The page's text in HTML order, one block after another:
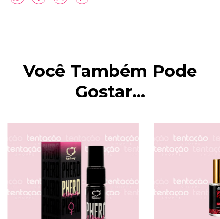
Você Também Pode
Gostar...